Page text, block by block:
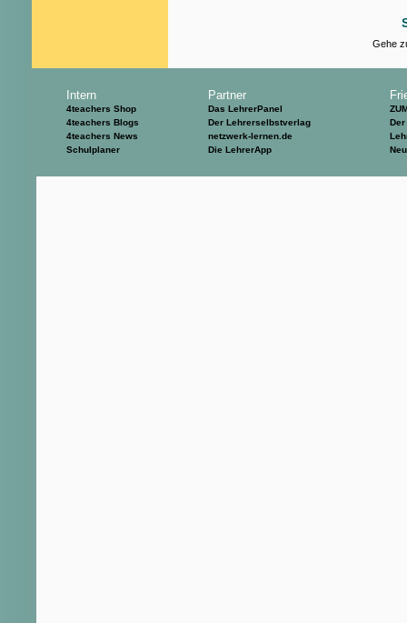
Gehe
Intern
4teachers Shop
4teachers Blogs
4teachers News
Schulplaner
Partner
Das LehrerPanel
Der Lehrerselbstverlag
netzwerk-lernen.de
Die LehrerApp